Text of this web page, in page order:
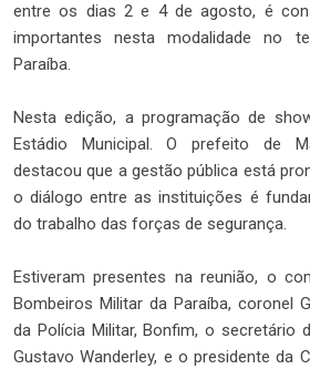
entre os dias 2 e 4 de agosto, é
importantes nesta modalidade no
Paraíba.
Nesta edição, a programação de
Estádio Municipal. O prefeito de
destacou que a gestão pública está
o diálogo entre as instituições é
do trabalho das forças de segurança.
Estiveram presentes na reunião, o
Bombeiros Militar da Paraíba, coronel
da Polícia Militar, Bonfim, o secretário
Gustavo Wanderley, e o presidente da